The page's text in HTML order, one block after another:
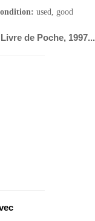
used, good
de Poche, 1997...